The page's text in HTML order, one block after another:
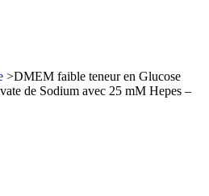
>DMEM faible teneur en Glucose
de Sodium avec 25 mM Hepes –